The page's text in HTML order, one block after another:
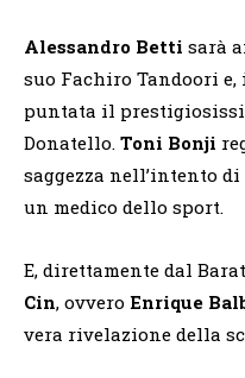
Alessandro Betti sarà
suo Fachiro Tandoori
puntata il
Donatello. Toni Bonji
saggezza nell’intento
un medico dello sport.
E, direttamente dal
Cin, ovvero Enrique
vera rivelazione della